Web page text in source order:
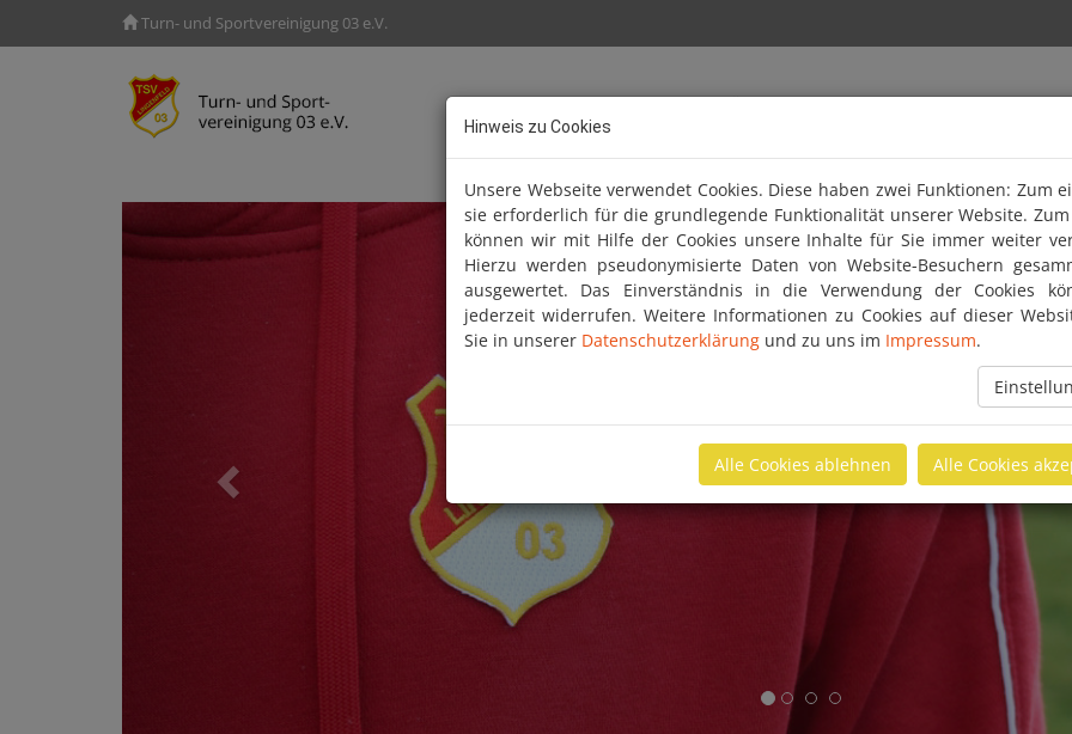
Turn- und Sportvereinigung 03 e.V.
Previous
Hinweis zu Cookies
Unsere Webseite verwendet Cookies. Diese haben zwei Funktionen: Zum
sie erforderlich für die grundlegende Funktionalität unserer Website.
können wir mit Hilfe der Cookies unsere Inhalte für Sie immer weiter
Hierzu werden pseudonymisierte Daten von Website-Besuchern
ausgewertet. Das Einverständnis in die Verwendung der Cookies
jederzeit widerrufen. Weitere Informationen zu Cookies auf dieser
Sie in unserer Datenschutzerklärung und zu uns im Impressum.
Alle Cookies ablehnen Alle Cookies